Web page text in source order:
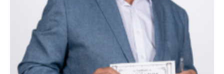
Conectando Histórias:Clóvis Pedro:
Propósito Profissão E Legado